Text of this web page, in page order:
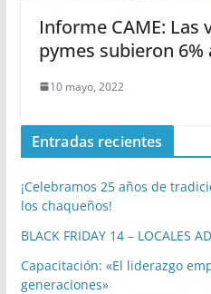
Informe CAME:
pymes subieron 6%
10 mayo, 2022
Entradas recientes
¡Celebramos 25 años de
los chaqueños!
BLACK FRIDAY 14 – LOCALES
Capacitación: «El liderazgo
generaciones»